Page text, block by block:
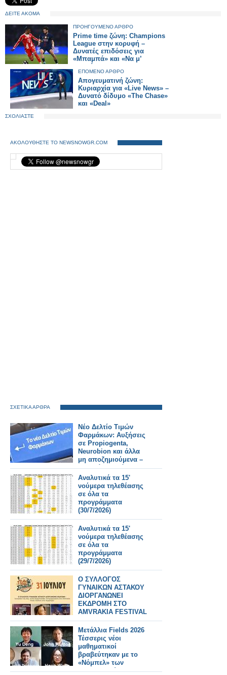
ΔΕΙΤΕ ΑΚΟΜΑ
ΠΡΟΗΓΟΥΜΕΝΟ ΑΡΘΡΟ
Prime time ζώνη: Champions
League στην κορυφή –
Δυνατές επιδόσεις για
«Μπαμπά» και «Να μ’
αγαπάς»
ΕΠΟΜΕΝΟ ΑΡΘΡΟ
Απογευματινή ζώνη:
Κυριαρχία για «Live News» –
Δυνατό δίδυμο «The Chase»
και «Deal»
ΣΧΟΛΙΑΣΤΕ
ΑΚΟΛΟΥΘΗΣΤΕ ΤΟ NEWSNOWGR.COM
ΣΧΕΤΙΚΑ ΑΡΘΡΑ
Νέο Δελτίο Τιμών
Φαρμάκων: Αυξήσεις
σε Propiogenta,
Neurobion και άλλα
μη αποζημιούμενα –
Τι αλλάζει από
31/7/2026
Αναλυτικά τα 15'
νούμερα τηλεθέασης
σε όλα τα
προγράμματα
(30/7/2026)
Αναλυτικά τα 15'
νούμερα τηλεθέασης
σε όλα τα
προγράμματα
(29/7/2026)
Ο ΣΥΛΛΟΓΟΣ
ΓΥΝΑΙΚΩΝ ΑΣΤΑΚΟΥ
ΔΙΟΡΓΑΝΩΝΕΙ
ΕΚΔΡΟΜΗ ΣΤΟ
AMVRAKIA FESTIVAL
ΣΤΙΣ 31/7/2026 ΣΤΗ
ΣΥΝΑΥΛΙΑ
ΧΑΤΖΗΦΡΑΓΚΕΤΑ
ΚΑΡΑΠΑΤΑΚΗ ΠΥΞ
ΛΑΞ
Μετάλλια Fields 2026
Τέσσερις νέοι
μαθηματικοί
βραβεύτηκαν με το
«Νόμπελ» των
Μαθηματικών